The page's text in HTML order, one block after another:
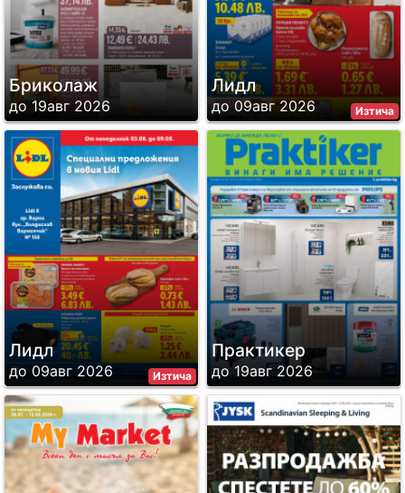
Бриколаж
до 19авг 2026 Изтича
Лидл
до 09авг 2026
Изтича
Лидл
до 09авг 2026
Практикер
до 19авг 2026